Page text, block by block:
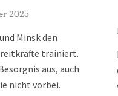
2025
Minsk den
trainiert.
aus, auch
nicht vorbei.